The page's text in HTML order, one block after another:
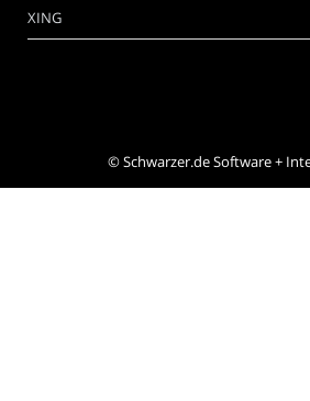
XING
©Schwarzer.de Software +